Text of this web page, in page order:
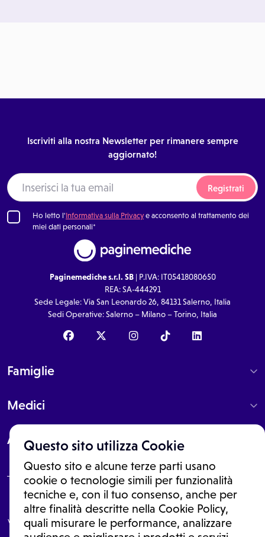
Questo sito utilizza Cookie
Questo sito e alcune terze parti usano
cookie o tecnologie simili per funzionalità
tecniche e, con il tuo consenso, anche per
altre finalità descritte nella Cookie Policy,
quali misurare le performance, analizzare
Iscriviti alla nostra Newsletter per rimanere sempre
aggiornato!
Registrati
Ho letto l'Informativa sulla Privacye acconsento al trattamento dei
miei dati personali*
Paginemediche s.r.l. SB| P.IVA: IT05418080650
REA: SA-444291
Sede Legale: Via San Leonardo 26, 84131 Salerno, Italia
Sedi Operative: Salerno – Milano – Torino, Italia
Famiglie
Medici
About
Le informazioni proposte in questo sito non sono un consulto medico.
In nessun caso, queste informazioni sostituiscono un consulto, una
visita o una diagnosi formulata dal medico. Non si devono considerare
le informazioni disponibili come suggerimenti per la formulazione di